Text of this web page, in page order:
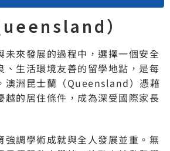
）
未來發展的過程中，選擇一個安全
、生活環境友善的留學地點，是每
澳洲昆士蘭（Queensland）憑藉
越的居住條件，成為深受國際家長
強調學術成就與全人發展並重。無